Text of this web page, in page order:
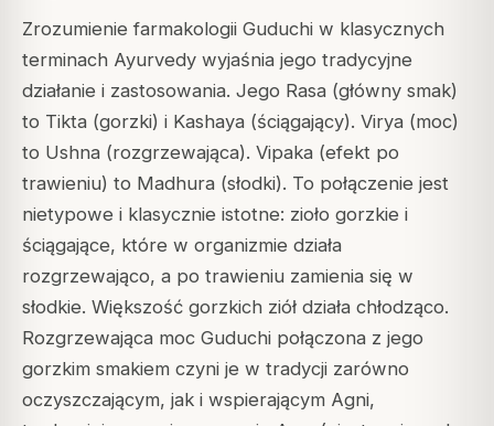
Zrozumienie farmakologii Guduchi w klasycznych
terminach Ayurvedy wyjaśnia jego tradycyjne
działanie i zastosowania. Jego Rasa (główny smak)
to Tikta (gorzki) i Kashaya (ściągający). Virya (moc)
to Ushna (rozgrzewająca). Vipaka (efekt po
trawieniu) to Madhura (słodki). To połączenie jest
nietypowe i klasycznie istotne: zioło gorzkie i
ściągające, które w organizmie działa
rozgrzewająco, a po trawieniu zamienia się w
słodkie. Większość gorzkich ziół działa chłodząco.
Rozgrzewająca moc Guduchi połączona z jego
gorzkim smakiem czyni je w tradycji zarówno
oczyszczającym, jak i wspierającym Agni,